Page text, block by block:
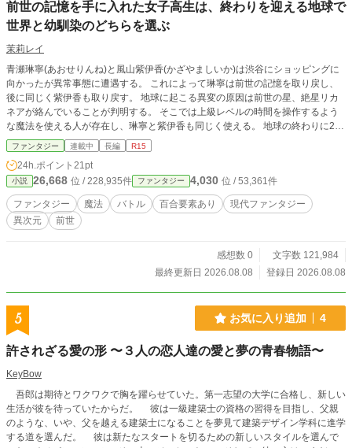
前世の記憶を手に入れた女子高生は、終わりを迎える地球で
世界と幼馴染のどちらを選ぶ
茉莉レイ
青瀬琳寧(あおせりんね)と風山紫伊香(かざやましいか)は渋谷にショッピングに
向かったが異常事態に遭遇する。 これによって琳寧は前世の記憶を取り戻し、
後に同じく紫伊香も取り戻す。 地球に起こる異変の原因は前世の星、絶星リカ
ネアが絡んでいることが判明する。 そこでは上級レベルの時間を操作するよう
な魔法を使える人が存在し、琳寧と紫伊香も同じく使える。 地球の終わりに2人
は立ち向かっていく。
ファンタジー 連載中 長編 R15
24h.ポイント 21pt
小説 26,668 位 / 228,935件 ファンタジー 4,030 位 / 53,361件
ファンタジー 魔法 バトル 百合要素あり
現代ファンタジー
異次元
前世
感想数 0
文字数 121,984
最終更新日 2026.08.08
登録日 2026.08.08
5 お気に入り追加 4
許されざる愛の形 〜３人の恋人達の愛と夢の青春物語〜
KeyBow
吾郎は期待とワクワクで胸を躍らせていた。第一志望の大学に合格し、新しい
生活が彼を待っていたからだ。 彼は一級建築士の資格の習得を目指し、父親
のような、いや、父を越える建築士になることを夢見て建築デザイン学科に進学
する道を選んだ。 彼は新たなスタートを切るための新しいスタイルを選んで